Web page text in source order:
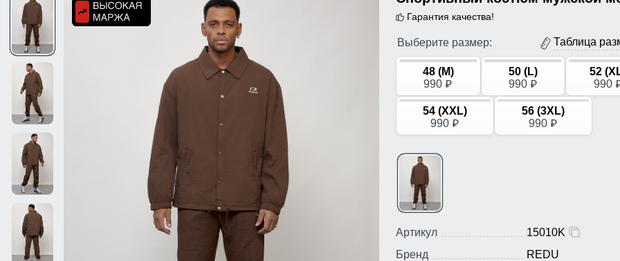
Гарантия качества!
Выберите размер: Таблица
48 (M)
990 p
50 (L)
990 p
52
990
54 (XXL)
990 p
56 (3XL)
990 p
Артикул
15010K
Бренд
REDU